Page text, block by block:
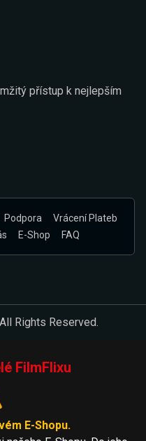
přístup k nejlepším
Podpora
Vrácení Plateb
E-Shop FAQ
Rights Reserved.
FilmFlixu
E-Shopu.